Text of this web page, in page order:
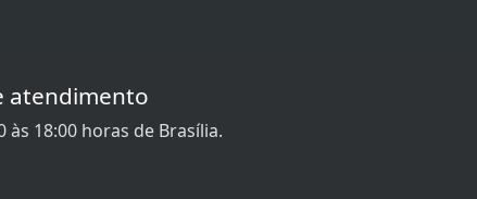
atendimento
às 18:00 horas de Brasília.